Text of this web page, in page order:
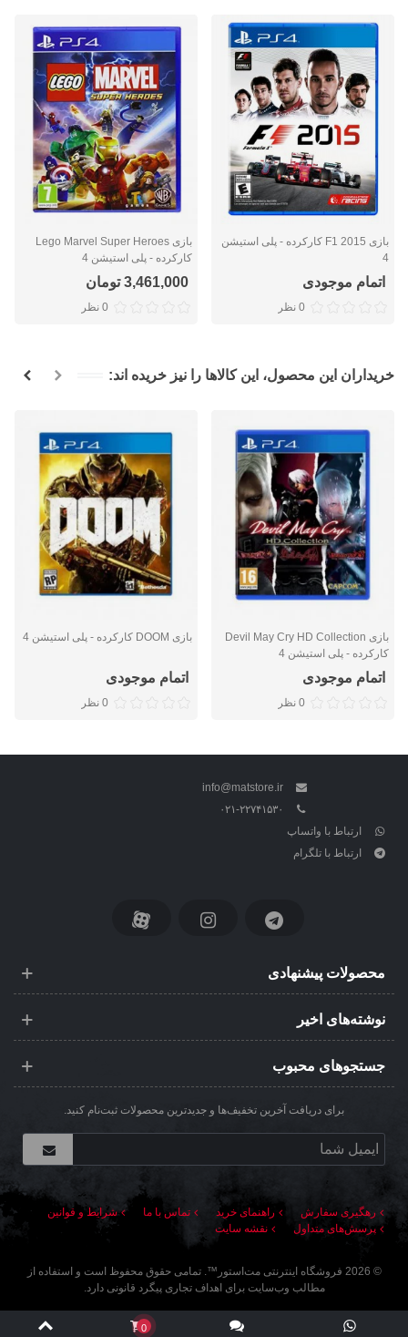
بازی F1 2015 کارکرده - پلی استیشن
4
اتمام موجودی
0 نظر
بازی Lego Marvel Super Heroes
کارکرده - پلی استیشن 4
3,461,000 تومان
0 نظر
خریداران این محصول، این کالاها را نیز خریده اند:
بازی Devil May Cry HD Collection
کارکرده - پلی استیشن 4
اتمام موجودی
0 نظر
بازی DOOM کارکرده - پلی استیشن 4
اتمام موجودی
0 نظر
info@matstore.ir
۰۲۱-۲۲۷۴۱۵۳۰
ارتباط با واتساپ
ارتباط با تلگرام
محصولات پیشنهادی
نوشته‌های اخیر
جستجوهای محبوب
برای دریافت آخرین تخفیف‌ها و جدیدترین محصولات ثبت‌نام کنید.
رهگیری سفارش راهنمای خرید تماس با ما
شرایط و قوانین
پرسش‌های متداول
نقشه سایت
©
2026 فروشگاه اینترنتی مت‌استور ™. تمامی حقوق محفوظ است و استفاده از
مطالب وب‌سایت برای اهداف تجاری پیگرد قانونی دارد.
0